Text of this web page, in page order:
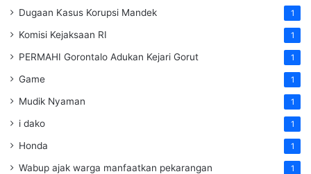
Dugaan Kasus Korupsi Mandek 1
Komisi Kejaksaan RI 1
PERMAHI Gorontalo Adukan Kejari Gorut 1
Game 1
Mudik Nyaman 1
i dako 1
Honda 1
Wabup ajak warga manfaatkan pekarangan 1